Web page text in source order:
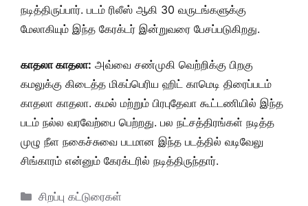
நடித்திருப்பார். படம் ரிலீஸ் ஆகி 30 வருடங்களுக்கு
மேலாகியும் இந்த கேரக்டர் இன்றுவரை பேசப்படுகிறது.
காதலா காதலா: அவ்வை சண்முகி வெற்றிக்கு பிறகு
கமலுக்கு கிடைத்த மிகப்பெரிய ஹிட் காமெடி திரைப்படம்
காதலா காதலா. கமல் மற்றும் பிரபுதேவா கூட்டணியில் இந்த
படம் நல்ல வரவேற்பை பெற்றது. பல நட்சத்திரங்கள் நடித்த
முழு நீள நகைச்சுவை படமான இந்த படத்தில் வடிவேலு
சிங்காரம் என்னும் கேரக்டரில் நடித்திருந்தார்.
Categories
சிறப்பு கட்டுரைகள்